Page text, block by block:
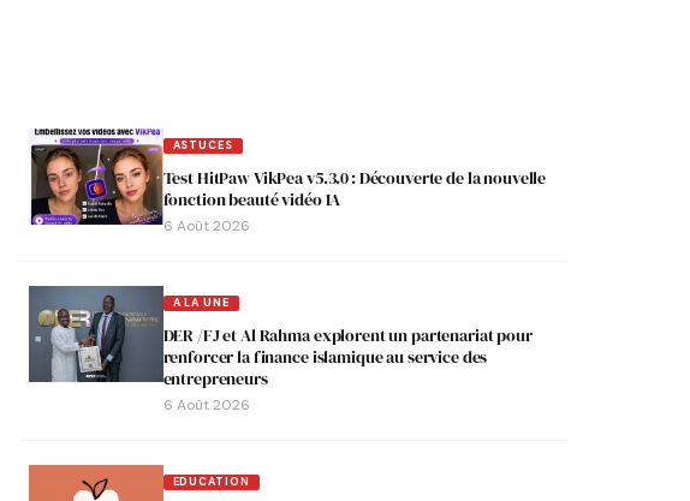
ASTUCES
Test HitPaw VikPea v5.3.0 : Découverte de la nouvelle
fonction beauté vidéo IA
6 Août 2026
A LA UNE
DER /FJ et Al Rahma explorent un partenariat pour
renforcer la finance islamique au service des
entrepreneurs
6 Août 2026
EDUCATION